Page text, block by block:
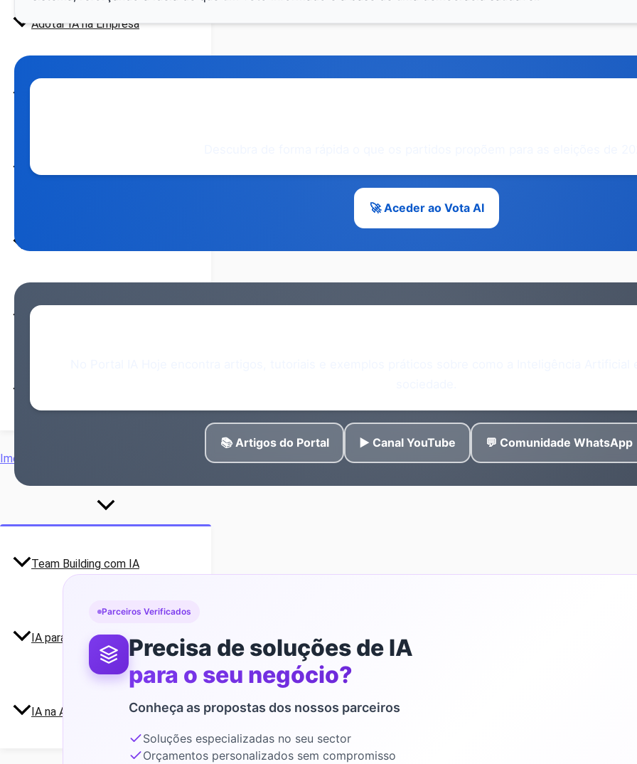
Adotar IA na Empresa
HUB da IA
Imersões
Team Building com IA
IA para Professores
IA na Azambuja
🚀 Aceder ao Vota AI
📚 Artigos do Portal ▶️ Canal YouTube 💬 Comunidade WhatsApp
Parceiros Verificados
Precisa de soluções de IA
para o seu negócio?
Conheça as propostas dos nossos parceiros
Soluções especializadas no seu sector
Orçamentos personalizados sem compromisso